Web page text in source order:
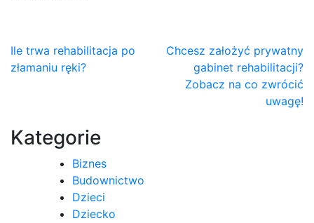
Nawigacja
wpisu
Ile trwa rehabilitacja po
złamaniu ręki?
Chcesz założyć prywatny
gabinet rehabilitacji?
Zobacz na co zwrócić
uwagę!
Kategorie
Biznes
Budownictwo
Dzieci
Dziecko